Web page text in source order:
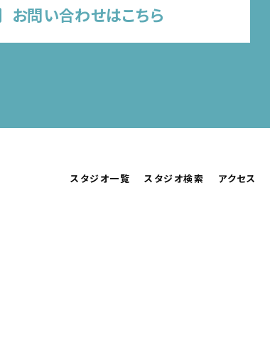
お問い合わせはこちら
スタジオ一覧 スタジオ検索 アクセス